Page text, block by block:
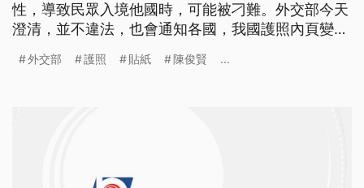
性，導致民眾入境他國時，可能被刁難。外交部今天
澄清，並不違法，也會通知各國，我國護照內頁變更
局長，傳出將由外交部亞非司司長陳俊賢接任，人事
外交部 護照 貼紙 陳俊賢 ...